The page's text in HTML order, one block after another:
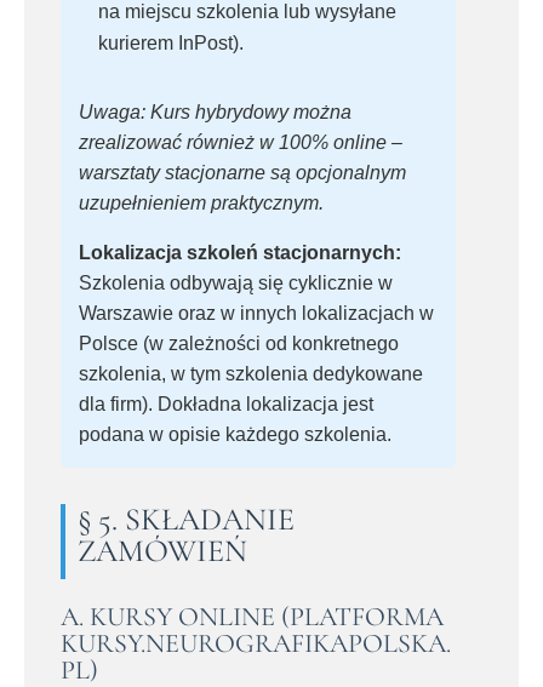
na miejscu szkolenia lub wysyłane
kurierem InPost).
Uwaga: Kurs hybrydowy można
zrealizować również w 100% online –
warsztaty stacjonarne są opcjonalnym
uzupełnieniem praktycznym.
Lokalizacja szkoleń stacjonarnych:
Szkolenia odbywają się cyklicznie w
Warszawie oraz w innych lokalizacjach w
Polsce (w zależności od konkretnego
szkolenia, w tym szkolenia dedykowane
dla firm). Dokładna lokalizacja jest
podana w opisie każdego szkolenia.
§ 5. SKŁADANIE
ZAMÓWIEŃ
A. KURSY ONLINE (PLATFORMA
KURSY.NEUROGRAFIKAPOLSKA.
PL)